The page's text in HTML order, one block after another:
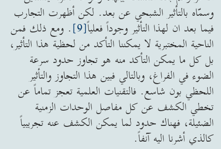
وسمّاه بالتأثير الشبحي عن بعد. لكن أظهرت التجارب
فيما بعد ان لهذا التأثير وجوداً فعلياً[9]
. ومع ذلك فمن
الناحية المختبرية لا يمكننا التأكد من لحظية هذا التأثير،
بل كل ما يمكن التأكد منه هو تجاوز حدود سرعة
الضوء في الفراغ، وبالتالي فبين هذا التجاوز والتأثير
اللحظي بون شاسع. فالتقنيات العلمية تعجز تماماً عن
تخطي الكشف عن كل مفاصل الوحدات الزمنية
الضئيلة، فهناك حدود لما يمكن الكشف عنه تجريبياً
كالذي أشرنا اليه آنفاً.